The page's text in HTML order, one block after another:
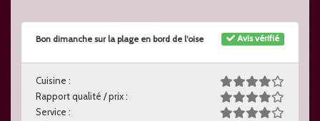
Avis vérifié
Bon dimanche sur la plage en bord de l’oise
Cuisine :
Rapport qualité / prix :
Service :